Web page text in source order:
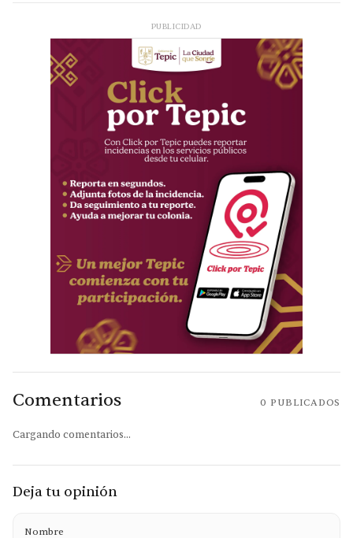
PUBLICIDAD
Comentarios 0 PUBLICADOS
Cargando comentarios...
Deja tu opinión
Nombre